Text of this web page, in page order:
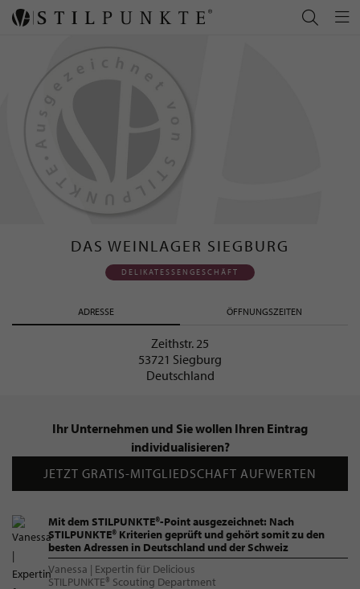
DAS WEINLAGER SIEGBURG
DELIKATESSENGESCHÄFT
ADRESSE ÖFFNUNGSZEITEN
Zeithstr. 25
53721 Siegburg
Deutschland
Ihr Unternehmen und Sie wollen Ihren Eintrag
individualisieren?
JETZT GRATIS-MITGLIEDSCHAFT AUFWERTEN
Mit dem STILPUNKTE®-Point ausgezeichnet: Nach
STILPUNKTE® Kriterien geprüft und gehört somit zu den
besten Adressen in Deutschland und der Schweiz
Vanessa | Expertin für Delicious
STILPUNKTE® Scouting Department